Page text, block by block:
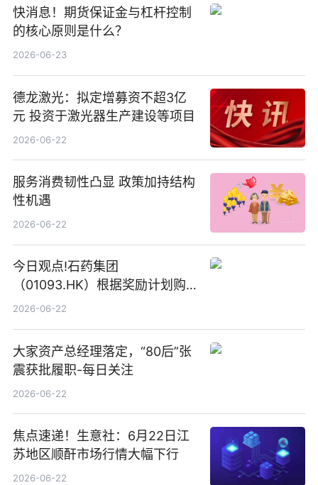
快消息！期货保证金与杠杆控制
的核心原则是什么？
2026-06-23
德龙激光：拟定增募资不超3亿
元 投资于激光器生产建设等项目
2026-06-22
服务消费韧性凸显 政策加持结构
性机遇
2026-06-22
今日观点!石药集团
（01093.HK）根据奖励计划购
回580万股
2026-06-22
大家资产总经理落定，“80后”张
震获批履职-每日关注
2026-06-22
焦点速递！生意社：6月22日江
苏地区顺酐市场行情大幅下行
2026-06-22